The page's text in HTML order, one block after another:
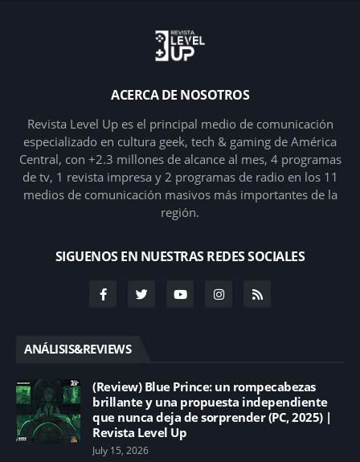
ACERCA DE NOSOTROS
Revista Level Up es el principal medio de comunicación
especializado en cultura geek, tech & gaming de América
Central, con +2.3 millones de alcance al mes, 4 programas
de tv, 1 revista impresa y 2 programas de radio en los 11
medios de comunicación masivos más importantes de la
región.
SIGUENOS EN NUESTRAS REDES SOCIALES
ANÁLISIS&REVIEWS
(Review) Blue Prince: un rompecabezas
brillante y una propuesta independiente
que nunca deja de sorprender (PC, 2025) |
Revista Level Up
July 15, 2026